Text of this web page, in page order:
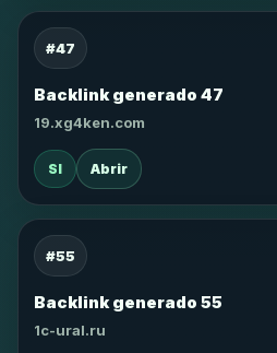
#47
Backlink generado 47
19.xg4ken.com
SI Abrir
#55
Backlink generado 55
1c-ural.ru